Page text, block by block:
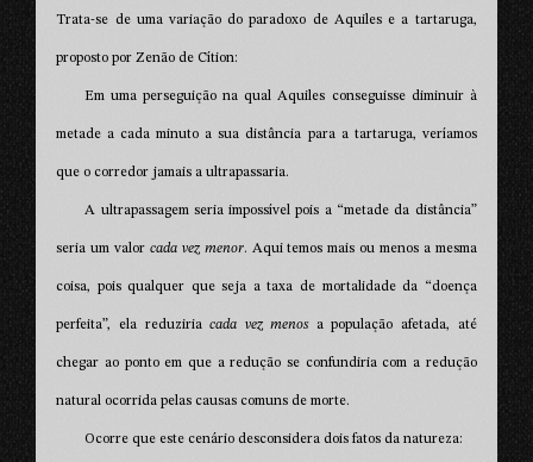
Trata-se de uma variação do paradoxo de Aquiles e a tartaruga,
proposto por Zenão de Cítion:
Em uma perseguição na qual Aquiles conseguisse diminuir à
metade a cada minuto a sua distância para a tartaruga, veríamos
que o corredor jamais a ultrapassaria.
A ultrapassagem seria impossível pois a “metade da distância”
seria um valor cada vez menor. Aqui temos mais ou menos a mesma
coisa, pois qualquer que seja a taxa de mortalidade da “doença
perfeita”, ela reduziriacada vez menosa população afetada, até
chegar ao ponto em que a redução se confundiria com a redução
natural ocorrida pelas causas comuns de morte.
Ocorre que este cenário desconsidera dois fatos da natureza: